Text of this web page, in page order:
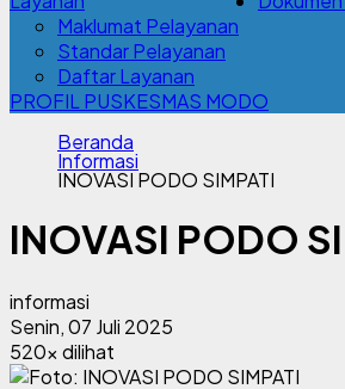
Maklumat Pelayanan
Standar Pelayanan
Daftar Layanan
PROFIL PUSKESMAS MODO
Beranda
Informasi
INOVASI PODO SIMPATI
INOVASI PODO
informasi
Senin, 07 Juli 2025
520x dilihat